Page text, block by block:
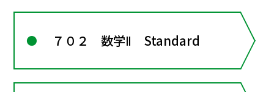
７０２ 数学Ⅱ Standard